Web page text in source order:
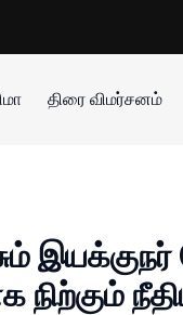
திரை விமர்சனம்
நிற்கும்